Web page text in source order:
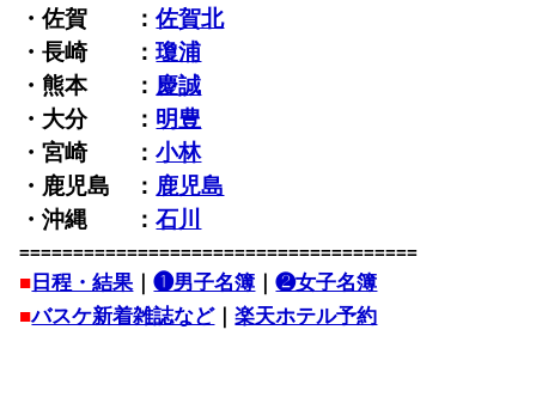
・佐賀 ：佐賀北
・長崎 ：瓊浦
・熊本 ： 慶誠
・大分 ： 明豊
・宮崎 ：小林
・鹿児島 ： 鹿児島
・沖縄 ：石川
=====================================
■ 日程・結果｜❶男子名簿 ｜❷女子名簿
■バスケ新着雑誌など｜楽天ホテル予約